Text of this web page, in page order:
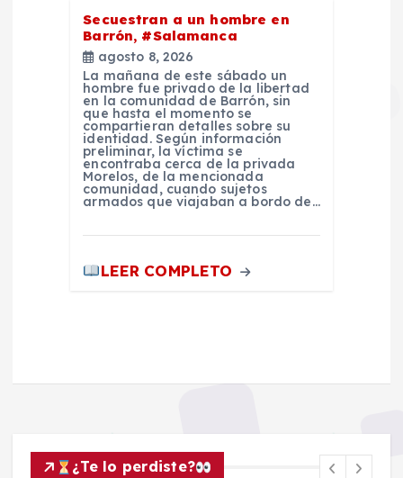
Secuestran a un hombre en
Barrón, #Salamanca
agosto 8, 2026
La mañana de este sábado un
hombre fue privado de la libertad
en la comunidad de Barrón, sin
que hasta el momento se
compartieran detalles sobre su
identidad. Según información
preliminar, la víctima se
encontraba cerca de la privada
Morelos, de la mencionada
comunidad, cuando sujetos
armados que viajaban a bordo de…
LEER COMPLETO
¿Te lo perdiste?